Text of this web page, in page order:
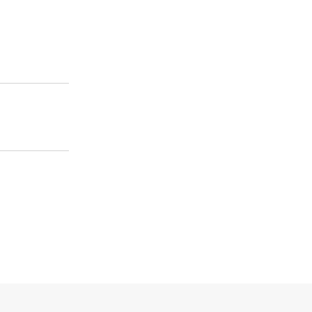
& Βαθμολογίας Της Κατηγορίας ΠΕ Διοικητικού -
Γνωστοποίηση Για Πλήρωση Μιας (1) Θέσης Ειδικού